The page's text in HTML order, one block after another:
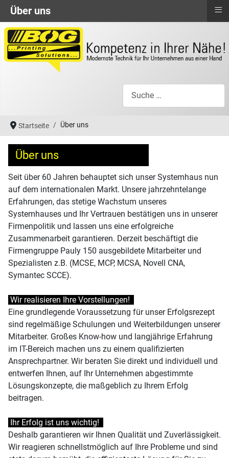
Startseite Über uns
Über uns
Seit über 60 Jahren behauptet sich unser Systemhaus nun
auf dem internationalen Markt. Unsere jahrzehntelange
Erfahrungen, das stetige Wachstum unseres
Systemhauses und Ihr Vertrauen bestätigen uns in unserer
Firmenpolitik und lassen uns eine erfolgreiche
Zusammenarbeit garantieren. Derzeit beschäftigt die
Firmengruppe Pauly 150 ausgebildete Mitarbeiter und
Spezialisten z.B. (MCSE, MCP, MCSA, Novell CNA,
Symantec SCCE).
Wir realisieren Ihre Vorstellungen!
Eine grundlegende Voraussetzung für unser Erfolgsrezept
sind regelmäßige Schulungen und Weiterbildungen unserer
Mitarbeiter. Großes Know-how und langjährige Erfahrung
im IT-Bereich machen uns zu einem qualifizierten
Ansprechpartner. Wir beraten Sie direkt und individuell und
entwerfen Ihnen, auf Ihr Unternehmen abgestimmte
Lösungskonzepte, die maßgeblich zu Ihrem Erfolg
beitragen.
Ihr Erfolg ist uns wichtig!
Deshalb garantieren wir Ihnen Qualität und Zuverlässigkeit.
Wir reagieren schnellstmöglich auf Ihre Probleme und sind
Über uns ≡